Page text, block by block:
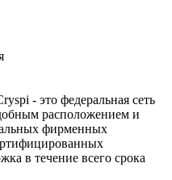
- это федеральная сеть
расположением и
фирменных
в течение всего срока